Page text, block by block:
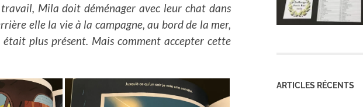
Mila doit déménager avec leur chat dans
elle la vie à la campagne, au bord de la mer,
plus présent. Mais comment accepter cette
ARTICLES RÉCENTS